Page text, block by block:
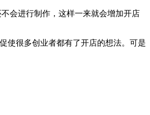
会进行制作，这样一来就会增加开店
使很多创业者都有了开店的想法。可是